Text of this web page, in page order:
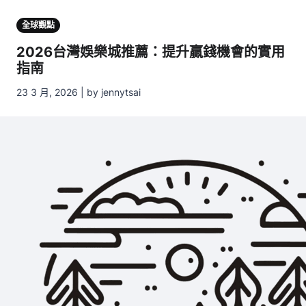
全球觀點
2026台灣娛樂城推薦：提升贏錢機會的實用
指南
23 3 月, 2026 | by jennytsai